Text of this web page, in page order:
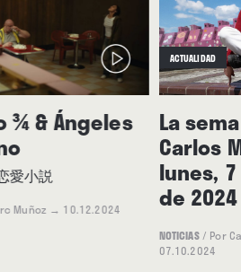
o menos accesibles, pero
no está concebida para
Somos los primeros
de que ya tenéis un
Es fácil decirlo.
orgánico, nos conocemos y a
hablar.
¾ & Ángeles
愛小説
Muñoz → 10.12.2024
ACTUALIDAD
La
Carlos
lunes,
de 2024
NOTICIAS/ Por
07.10.2024